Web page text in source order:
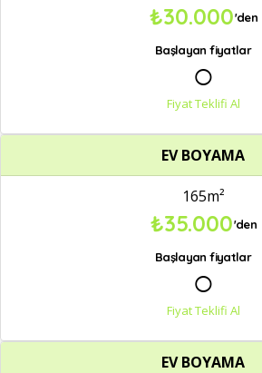
₺30.000'den
Başlayan fiyatlar
○
Fiyat Teklifi Al
EV BOYAMA
165m²
₺35.000'den
Başlayan fiyatlar
○
Fiyat Teklifi Al
EV BOYAMA